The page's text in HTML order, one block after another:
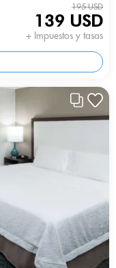
195 USD
139 USD
+ Impuestos y tasas